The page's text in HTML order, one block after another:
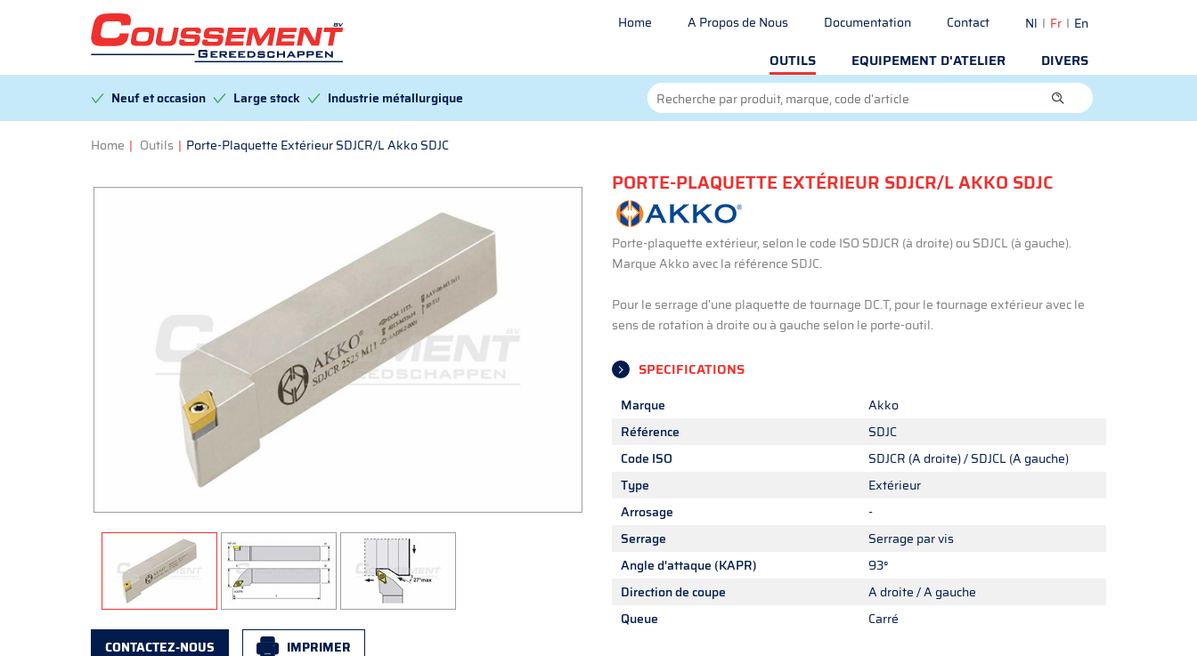
Home A Propos de Nous Documentation Contact Nl Fr En
OUTILS EQUIPEMENT D'ATELIER DIVERS
Neuf et occasion Large stock Industrie métallurgique
Home | Outils | Porte-Plaquette Extérieur SDJCR/L Akko SDJC
CONTACTEZ-NOUS IMPRIMER
PORTE-PLAQUETTE EXTÉRIEUR SDJCR/L AKKO SDJC
Porte-plaquette extérieur, selon le code ISO SDJCR (à droite) ou SDJCL (à gauche).
Marque Akko avec la référence SDJC.
Pour le serrage d'une plaquette de tournage DC.T, pour le tournage extérieur avec le
sens de rotation à droite ou à gauche selon le porte-outil.
SPECIFICATIONS
Marque
Akko
Référence
SDJC
Code ISO
SDJCR (A droite) / SDJCL (A gauche)
Type
Extérieur
Arrosage
-
Serrage
Serrage par vis
Angle d'attaque (KAPR)
93°
Direction de coupe
A droite / A gauche
Queue
Carré